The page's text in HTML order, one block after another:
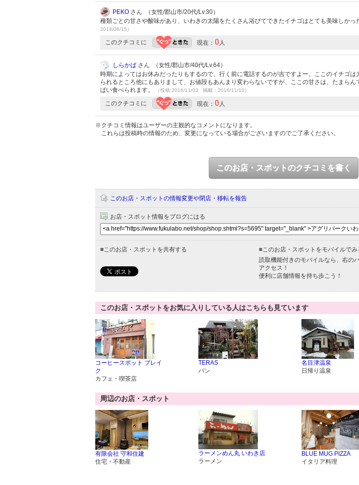
PEKO さん （女性/郡山市/20代/Lv.30）
種類ごとの甘さや酸味があり、いわきの太陽をたくさん浴びてできたイチゴはとても美味しかっ
2018/06/15）
このクチコミに 現在： 0 人
しらかば さん （女性/郡山市/40代/Lv.64）
時期によってはお休みだったりもするので、行く前に電話するのが吉ですよー。ここのイチゴ
られるところ他にもありまして、お値段もあんまり変わらないですが、ここの甘さは、たまら
ぱい食べられます。
（投稿:2016/11/03 掲載：2016/11/10）
このクチコミに 現在： 0 人
※クチコミ情報はユーザーの主観的なコメントになります。
これらは投稿時の情報のため、変更になっている場合がございますのでご了承ください。
このお店・スポットのクチコミを書く
このお店・スポットの情報変更や閉店・移転を報告
お店・スポット情報をブログにはる
■ このお店・スポットを共有する ■ このお店・スポットをモバイルでみ
読取機能付きのモバイルなら、右の
アクセス！
便利に店舗情報を持ち歩こう！
このお店・スポットをお気に入りしている人はこちらも見ています
コーヒースポット ブレイ
ク
カフェ・喫茶店
TERAS
パン
名目津温泉
日帰り温泉
周辺のお店・スポット
有限会社 守和住建
住宅・不動産
ラーメンめん丸 いわき店
ラーメン
BLUE MUG PIZZA
イタリア料理